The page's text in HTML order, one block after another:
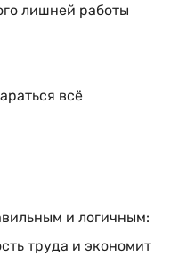
лишней работы
всё
и логичным:
труда и экономит